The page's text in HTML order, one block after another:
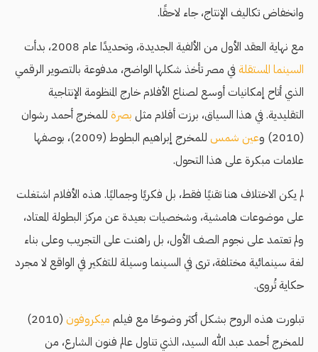
وانخفاض تكاليف الإنتاج، جاء لاحقًا.
مع نهاية العقد الأول من الألفية الجديدة، وتحديدًا عام 2008، بدأت
السينما المستقلة في مصر تأخذ شكلها الواضح، مدفوعة بالتصوير الرقمي
الذي أتاح إمكانيات أوسع لصناع الأفلام خارج المنظومة الإنتاجية
التقليدية. في هذا السياق، برزت أفلام مثل بصرة للمخرج أحمد رشوان
(2010) و
عين شمس
للمخرج إبراهيم البطوط (2009)، بوصفها
علامات مبكرة على هذا التحول.
لم يكن الاختلاف هنا تقنيًا فقط، بل فكريًا وجماليًا. هذه الأفلام اشتغلت
على موضوعات هامشية، وشخصيات بعيدة عن مركز البطولة المعتاد،
ولم تعتمد على نجوم الصف الأول، بل راهنت على التجريب وعلى بناء
لغة سينمائية مختلفة، ترى في السينما وسيلة للتفكير في الواقع لا مجرد
حكاية تُروى.
تبلورت هذه الروح بشكل أكثر وضوحًا مع فيلم ميكروفون
(2010)
للمخرج أحمد عبد الله السيد، الذي تناول عالم فنون الشارع، من